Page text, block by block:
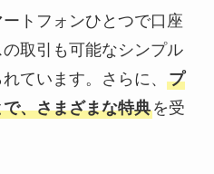
トフォンひとつで口座
取引も可能なシンプル
ています。さらに、 プ
、さまざまな特典を受